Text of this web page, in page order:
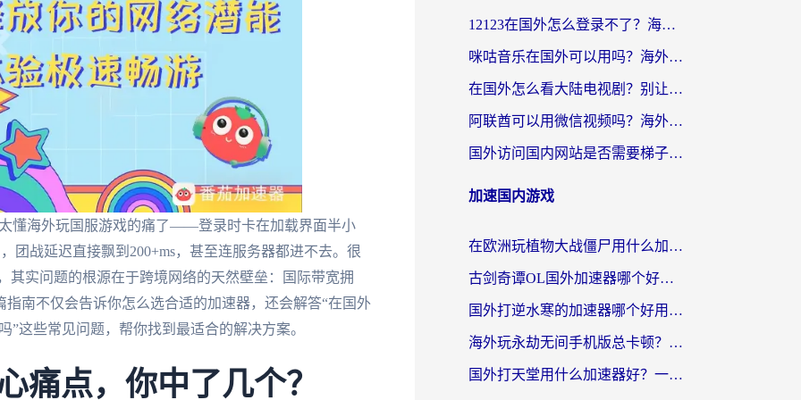
懂海外玩国服游戏的痛了——登录时卡在加载界面半小
团战延迟直接飘到200+ms，甚至连服务器都进不去。很
其实问题的根源在于跨境网络的天然壁垒：国际带宽拥
南不仅会告诉你怎么选合适的加速器，还会解答“在国外
”这些常见问题，帮你找到最适合的解决方案。
痛点，你中了几个？
12123在国外怎么登录不了？海外党亲测有效的回国加速方案
咪咕音乐在国外可以用吗？海外党亲测有效的回国听音乐听书指南
在国外怎么看大陆电视剧？别让地区限制断了你的追剧节奏
阿联酋可以用微信视频吗？海外党亲测有效的回国加速解决方案
国外访问国内网站是否需要梯子？海外党亲测实用指南，轻松解决12123登录难题
加速国内游戏
在欧洲玩植物大战僵尸用什么加速器比较好？一个老玩家的真心话
古剑奇谭OL国外加速器哪个好用？海外党亲测的国服游戏加速指南
国外打逆水寒的加速器哪个好用？海外畅玩国服游戏终极指南
海外玩永劫无间手机版总卡顿？这份加速器指南帮你告别延迟（附澳大利亚做题软件&晶核加速技巧）
国外打天堂用什么加速器好？一份给海外游子的游戏指南